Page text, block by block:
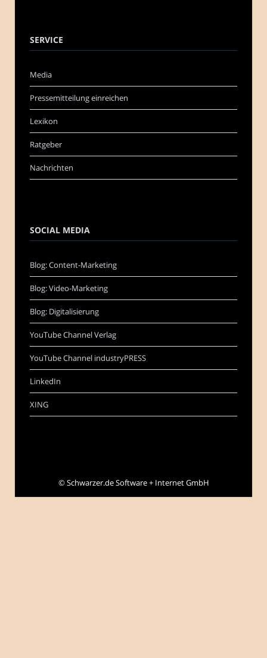
SERVICE
Media
Pressemitteilung einreichen
Lexikon
Ratgeber
Nachrichten
SOCIAL MEDIA
Blog: Content-Marketing
Blog: Video-Marketing
Blog: Digitalisierung
YouTube Channel Verlag
YouTube Channel industryPRESS
LinkedIn
XING
©Schwarzer.de Software + Internet GmbH